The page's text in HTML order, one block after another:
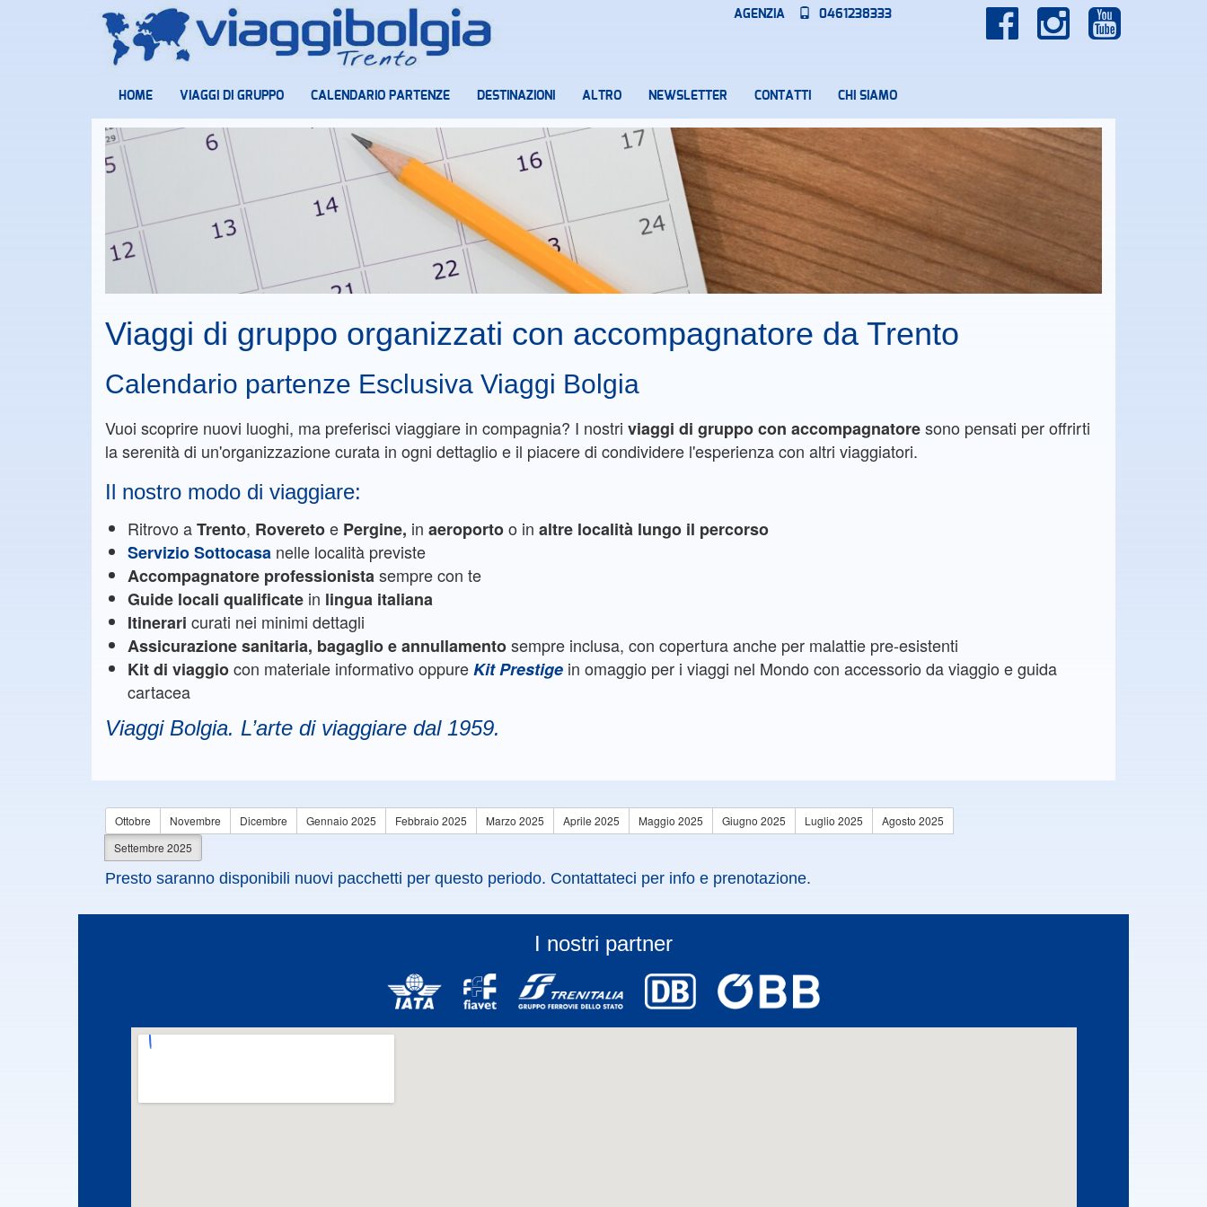
AGENZIA 0461238333
HOME VIAGGI DI GRUPPO CALENDARIO PARTENZE DESTINAZIONI ALTRO NEWSLETTER CONTATTI CHI SIAMO
Viaggi di gruppo organizzati con accompagnatore da Trento
Calendario partenze Esclusiva Viaggi Bolgia
Vuoi scoprire nuovi luoghi, ma preferisci viaggiare in compagnia? I nostri viaggi di gruppo con accompagnatoresono pensati per offrirti
la serenità di un'organizzazione curata in ogni dettaglio e il piacere di condividere l'esperienza con altri viaggiatori.
Il nostro modo di viaggiare:
Ritrovo aTrento, Roveretoe Pergine, in aeroportoo in altre località lungo il percorso
Servizio Sottocasa nelle località previste
Accompagnatore professionistasempre con te
Guide locali qualificate in lingua italiana
Itinerari curati nei minimi dettagli
Assicurazione sanitaria, bagaglio e annullamentosempre inclusa, con copertura anche per malattie pre-esistenti
Kit di viaggiocon materiale informativo oppureKit Prestige in omaggio per i viaggi nel Mondo con accessorio da viaggio e guida
cartacea
Viaggi Bolgia. L’arte di viaggiare dal 1959.
Ottobre Novembre Dicembre Gennaio 2025 Febbraio 2025 Marzo 2025 Aprile 2025 Maggio 2025 Giugno 2025 Luglio 2025
Agosto 2025
Settembre 2025
Presto saranno disponibili nuovi pacchetti per questo periodo. Contattateci per info e prenotazione.
I nostri partner